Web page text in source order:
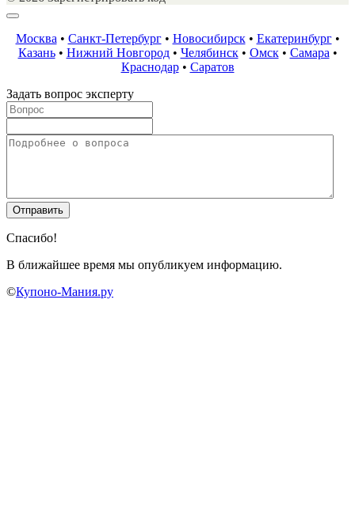
Москва • Санкт-Петербург• Новосибирск• Екатеринбург•
Казань• Нижний Новгород• Челябинск• Омск• Самара •
Краснодар• Саратов
Задать вопрос эксперту
Спасибо!
В ближайшее время мы опубликуем информацию.
©Купоно-Мания.ру